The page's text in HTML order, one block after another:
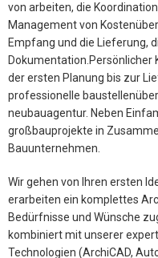
von arbeiten, die
Management von
Empfang und die Lieferung,
Dokumentation.Persönlicher
der ersten Planung bis zur
professionelle
neubauagentur. Neben
großbauprojekte in
Bauunternehmen.
Wir gehen von Ihren ersten
erarbeiten ein komplettes
Bedürfnisse und Wünsche
kombiniert mit unserer
Technologien (ArchiCAD,